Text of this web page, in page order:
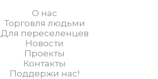
О нас
Торговля людьми
Для переселенцев
Новости
Проекты
Контакты
Поддержи нас!